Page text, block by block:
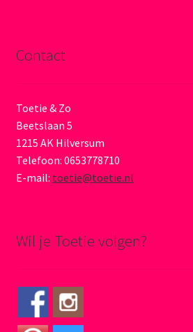
Contact
Toetie & Zo
Beetslaan 5
1215 AK Hilversum
Telefoon: 0653778710
E-mail: toetie@toetie.nl
Wil je Toetie volgen?